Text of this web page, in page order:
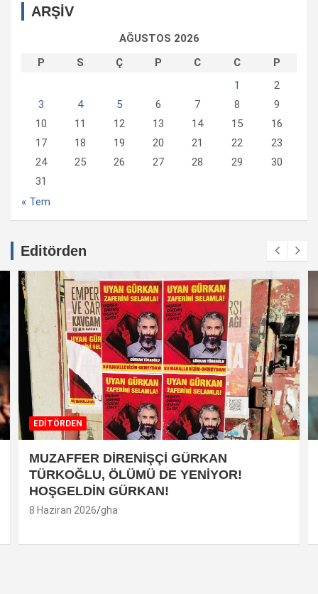
ARŞİV
AĞUSTOS 2026
P
S Ç P C C
P
1
2
3
4 5 6 7 8
9
10
11 12 13 14 15
16
17
18 19 20 21 22
23
24
25 26 27 28 29
30
31
« Tem
Editörden
EDİTÖRDEN
MUZAFFER DİRENİŞÇİ GÜRKAN
TÜRKOĞLU, ÖLÜMÜ DE YENİYOR!
HOŞGELDİN GÜRKAN!
8 Haziran 2026 gha